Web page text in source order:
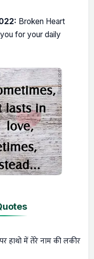
Broken Heart
for your daily
हाथो में तेरे नाम की लकीर